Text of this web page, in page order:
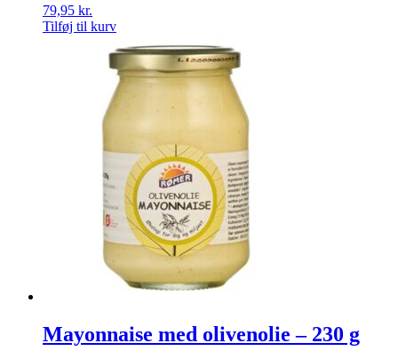
79,95 kr.
Tilføj til kurv
Mayonnaise med olivenolie – 230 g